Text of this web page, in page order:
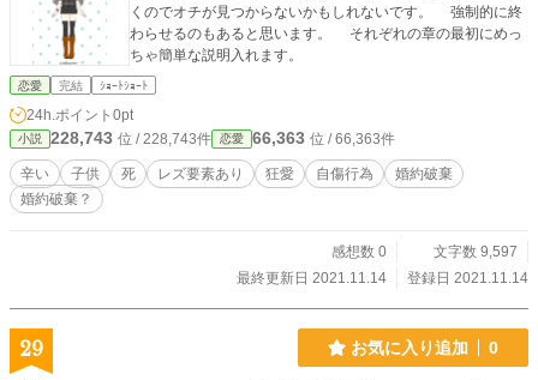
くのでオチが見つからないかもしれないです。 強制的に終
わらせるのもあると思います。 それぞれの章の最初にめっ
ちゃ簡単な説明入れます。
恋愛 完結 ｼｮｰﾄｼｮｰﾄ
24h.ポイント 0pt
小説 228,743 位 / 228,743件 恋愛 66,363 位 / 66,363件
辛い 子供 死 レズ要素あり 狂愛 自傷行為
婚約破棄
婚約破棄？
感想数 0
文字数 9,597
最終更新日 2021.11.14
登録日 2021.11.14
29 お気に入り追加 0